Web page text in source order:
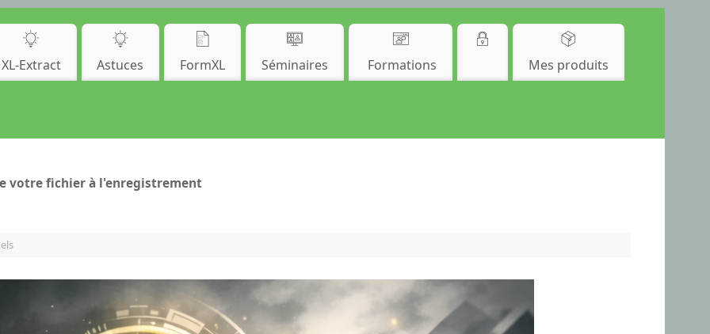
XL-Extract Astuces FormXL Séminaires Formations Mes produits
votre fichier à l'enregistrement